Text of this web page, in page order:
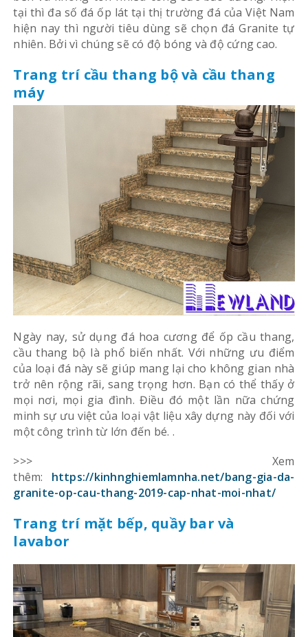
tại thì đa số đá ốp lát tại thị trường đá của Việt Nam
hiện nay thì người tiêu dùng sẽ chọn đá Granite tự
nhiên. Bởi vì chúng sẽ có độ bóng và độ cứng cao.
Trang trí cầu thang bộ và cầu thang
máy
Ngày nay, sử dụng đá hoa cương để ốp cầu thang,
cầu thang bộ là phổ biến nhất. Với những ưu điểm
của loại đá này sẽ giúp mang lại cho không gian nhà
trở nên rộng rãi, sang trọng hơn. Bạn có thể thấy ở
mọi nơi, mọi gia đình. Điều đó một lần nữa chứng
minh sự ưu việt của loại vật liệu xây dựng này đối với
một công trình từ lớn đến bé. .
>>> Xem
thêm: https://kinhnghiemlamnha.net/bang-gia-da-
granite-op-cau-thang-2019-cap-nhat-moi-nhat/
Trang trí mặt bếp, quầy bar và
lavabor